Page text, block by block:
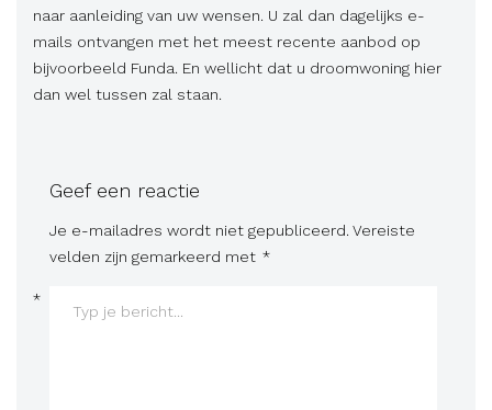
naar aanleiding van uw wensen. U zal dan dagelijks e-
mails ontvangen met het meest recente aanbod op
bijvoorbeeld Funda. En wellicht dat u droomwoning hier
dan wel tussen zal staan.
Geef een reactie
Je e-mailadres wordt niet gepubliceerd. Vereiste
velden zijn gemarkeerd met *
*